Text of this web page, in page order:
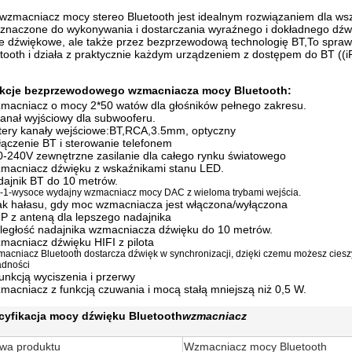
mocy stereo Bluetooth jest idealnym rozwiązaniem dla
do wykonywania i dostarczania wyraźnego i dokładnego
dźwiękowe, ale także przez bezprzewodową technologię BT,To
i działa z praktycznie każdym urządzeniem z dostępem do BT
bezprzewodowego wzmacniacza mocy Bluetooth:
o mocy 2*50 watów dla głośników pełnego zakresu.
wyjściowy dla subwooferu.
kanały wejściowe:BT,RCA,3.5mm, optyczny
BT i sterowanie telefonem
240V zewnętrzne zasilanie dla całego rynku światowego
dźwięku z wskaźnikami stanu LED.
BT do 10 metrów.
1-wysoce wydajny wzmacniacz mocy DAC z wieloma trybami wejścia.
hałasu, gdy moc wzmacniacza jest włączona/wyłączona
z anteną dla lepszego nadajnika
nadajnika wzmacniacza dźwięku do 10 metrów.
dźwięku HIFI z pilota
Bluetooth dostarcza dźwięk w synchronizacji, dzięki czemu możesz
wyciszenia i przerwy
z funkcją czuwania i mocą stałą mniejszą niż 0,5 W.
mocy dźwięku Bluetoothwzmacniacz
produktu Wzmacniacz mocy Bluetooth